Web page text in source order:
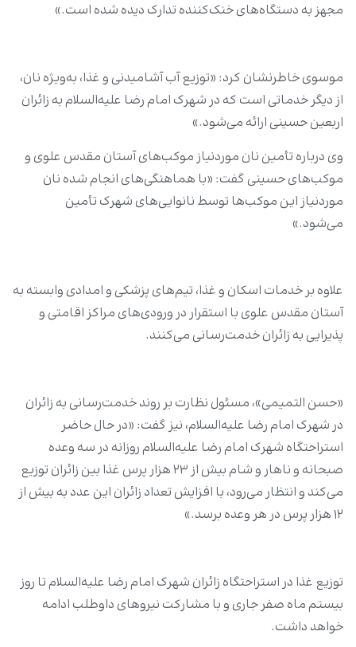
مجهز به دستگاه‌های خنک‌کننده تدارک دیده شده است.»
موسوی خاطرنشان کرد: «توزیع آب آشامیدنی و غذا، به‌ویژه نان،
از دیگر خدماتی است که در شهرک امام رضا علیه‌السلام به زائران
اربعین حسینی ارائه می‌شود.»
وی درباره تأمین نان موردنیاز موکب‌های آستان مقدس علوی و
موکب‌های حسینی گفت: «با هماهنگی‌های انجام شده نان
موردنیاز این موکب‌ها توسط نانوایی‌های شهرک تأمین
می‌شود.»
علاوه بر خدمات اسکان و غذا، تیم‌های پزشکی و امدادی وابسته به
آستان مقدس علوی با استقرار در ورودی‌های مراکز اقامتی و
پذیرایی به زائران خدمت‌رسانی می‌کنند.
«حسن التمیمی»، مسئول نظارت بر روند خدمت‌رسانی به زائران
در شهرک امام رضا علیه‌السلام، نیز گفت: «در حال حاضر
استراحتگاه‌ شهرک امام رضا علیه‌السلام روزانه در سه وعده
صبحانه و ناهار و شام بیش از ۲۳ هزار پرس غذا بین زائران توزیع
می‌کند و انتظار می‌رود، با افزایش تعداد زائران این عدد به بیش از
۱۲ هزار پرس در هر وعده برسد.»
توزیع غذا در استراحتگاه زائران شهرک امام رضا علیه‌السلام تا روز
بیستم ماه صفر جاری و با مشارکت نیروهای داوطلب ادامه
خواهد داشت.